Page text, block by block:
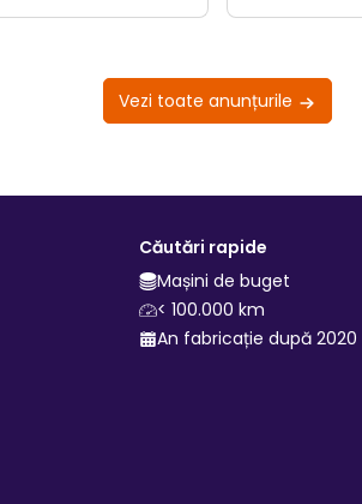
Vezi toate anunțurile
Căutări rapide
Mașini de buget
< 100.000 km
An fabricație după 2020